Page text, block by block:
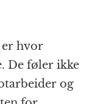
er hvor
De føler ikke
og